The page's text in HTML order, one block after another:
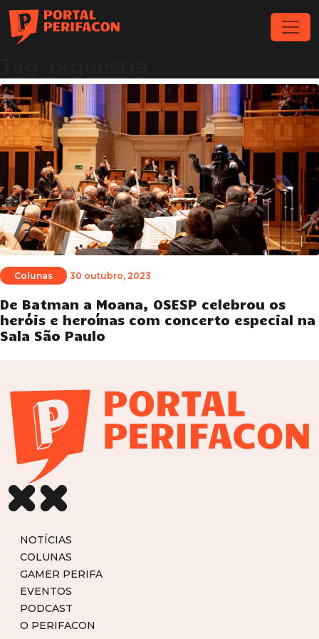
Colunas 30 outubro, 2023
De Batman a Moana, OSESP celebrou os
heróis e heroínas com concerto especial na
Sala São Paulo
NOTÍCIAS
COLUNAS
GAMER PERIFA
EVENTOS
PODCAST
O PERIFACON